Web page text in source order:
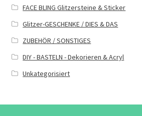
FACE BLING Glitzersteine & Sticker
Glitzer-GESCHENKE / DIES & DAS
ZUBEHÖR / SONSTIGES
DIY - BASTELN - Dekorieren & Acryl
Unkategorisiert